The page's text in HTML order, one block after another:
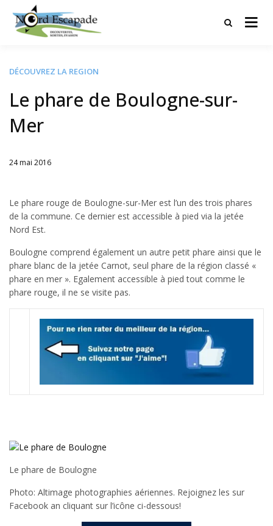
Tourisme et randonnées en Hauts
DÉCOUVREZ LA REGION
Le phare de Boulogne-sur-
Mer
Written
24 mai 2016
Le phare rouge de Boulogne-sur-Mer est l’un des trois phares
de la commune. Ce dernier est accessible à pied via la jetée
Nord Est.
Boulogne comprend également un autre petit phare ainsi que le
phare blanc de la jetée Carnot, seul phare de la région classé «
phare en mer ». Egalement accessible à pied tout comme le
phare rouge, il ne se visite pas.
Le phare de Boulogne
Photo: Altimage photographies aériennes. Rejoignez les sur
Facebook an cliquant sur l’icône ci-dessous!